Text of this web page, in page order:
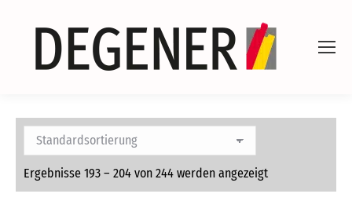
Ergebnisse 193 – 204 von 244 werden angezeigt